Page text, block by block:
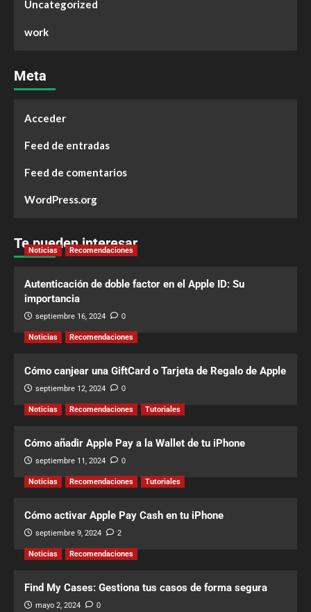
Uncategorized
work
Meta
Acceder
Feed de entradas
Feed de comentarios
WordPress.org
Te pueden interesar
Noticias Recomendaciones
Autenticación de doble factor en el Apple ID: Su
importancia
septiembre 16, 2024 0
Noticias Recomendaciones
Cómo canjear una GiftCard o Tarjeta de Regalo de Apple
septiembre 12, 2024 0
Noticias Recomendaciones Tutoriales
Cómo añadir Apple Pay a la Wallet de tu iPhone
septiembre 11, 2024 0
Noticias Recomendaciones Tutoriales
Cómo activar Apple Pay Cash en tu iPhone
septiembre 9, 2024 2
Noticias Recomendaciones
Find My Cases: Gestiona tus casos de forma segura
mayo 2, 2024 0